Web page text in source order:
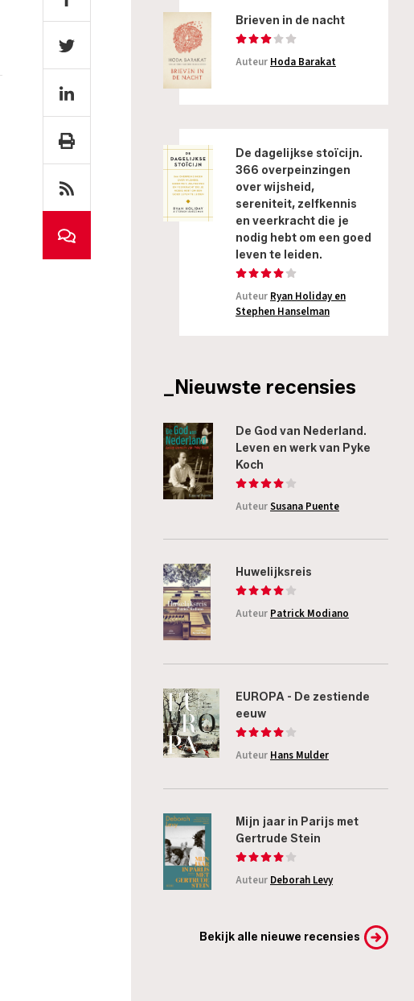
Brieven in de nacht
Auteur Hoda Barakat
De dagelijkse stoïcijn.
366 overpeinzingen
over wijsheid,
sereniteit, zelfkennis
en veerkracht die je
nodig hebt om een goed
leven te leiden.
Auteur Ryan Holiday en
Stephen Hanselman
_Nieuwste recensies
De God van Nederland.
Leven en werk van Pyke
Koch
AuteurSusana Puente
Huwelijksreis
Auteur Patrick Modiano
EUROPA - De zestiende
eeuw
Auteur Hans Mulder
Mijn jaar in Parijs met
Gertrude Stein
Auteur Deborah Levy
Bekijk alle nieuwe recensies